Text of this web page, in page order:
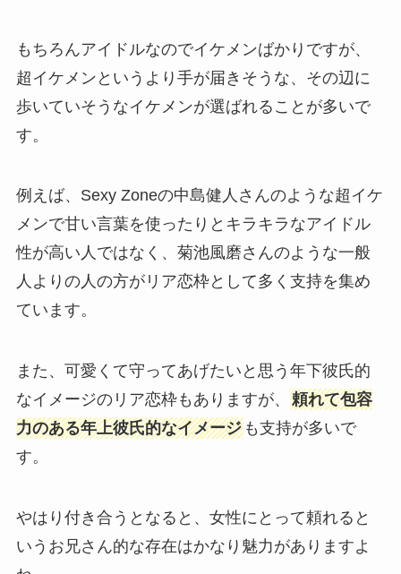
もちろんアイドルなのでイケメンばかりですが、
超イケメンというより手が届きそうな、その辺に
歩いていそうなイケメンが選ばれることが多いで
す。
例えば、Sexy Zoneの中島健人さんのような超イケ
メンで甘い言葉を使ったりとキラキラなアイドル
性が高い人ではなく、菊池風磨さんのような一般
人よりの人の方がリア恋枠として多く支持を集め
ています。
また、可愛くて守ってあげたいと思う年下彼氏的
なイメージのリア恋枠もありますが、 頼れて包容
力のある年上彼氏的なイメージも支持が多いで
す。
やはり付き合うとなると、女性にとって頼れると
いうお兄さん的な存在はかなり魅力がありますよ